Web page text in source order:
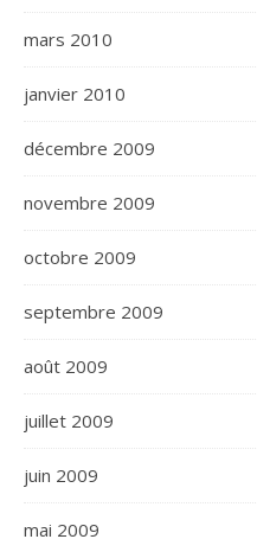
mars 2010
janvier 2010
décembre 2009
novembre 2009
octobre 2009
septembre 2009
août 2009
juillet 2009
juin 2009
mai 2009